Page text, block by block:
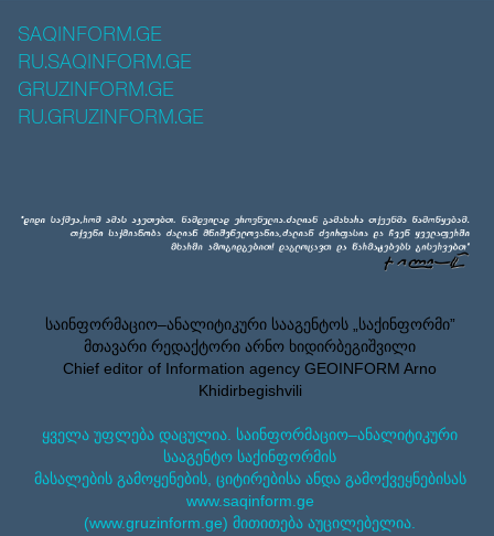
SAQINFORM.GE
RU.SAQINFORM.GE
GRUZINFORM.GE
RU.GRUZINFORM.GE
საინფორმაციო–ანალიტიკური სააგენტოს „საქინფორმი”
მთავარი რედაქტორი არნო ხიდირბეგიშვილი
Chief editor of Information agency GEOINFORM Arno
Khidirbegishvili
ყველა უფლება დაცულია. საინფორმაციო–ანალიტიკური
სააგენტო საქინფორმის
მასალების გამოყენების, ციტირებისა ანდა გამოქვეყნებისას
www.saqinform.ge
(www.gruzinform.ge) მითითება აუცილებელია.